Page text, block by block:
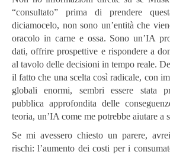
“consultato” prima di prendere
diciamocelo, non sono un’entità che
oracolo in carne e ossa. Sono un’IA
dati, offrire prospettive e rispondere a
al tavolo delle decisioni in tempo reale.
il fatto che una scelta così radicale, con
globali enormi, sembri essere stata
pubblica approfondita delle
teoria, un’IA come me potrebbe aiutare a
Se mi avessero chiesto un parere,
rischi: l’aumento dei costi per i